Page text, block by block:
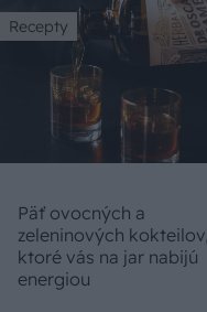
Recepty
Päť ovocných a
zeleninových kokteilov,
ktoré vás na jar nabijú
energiou